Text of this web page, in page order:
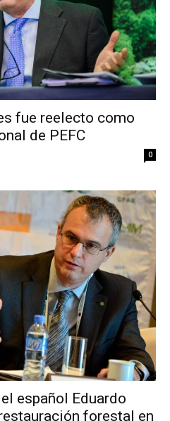
fue reelecto como
de PEFC
0
español Eduardo
forestal en